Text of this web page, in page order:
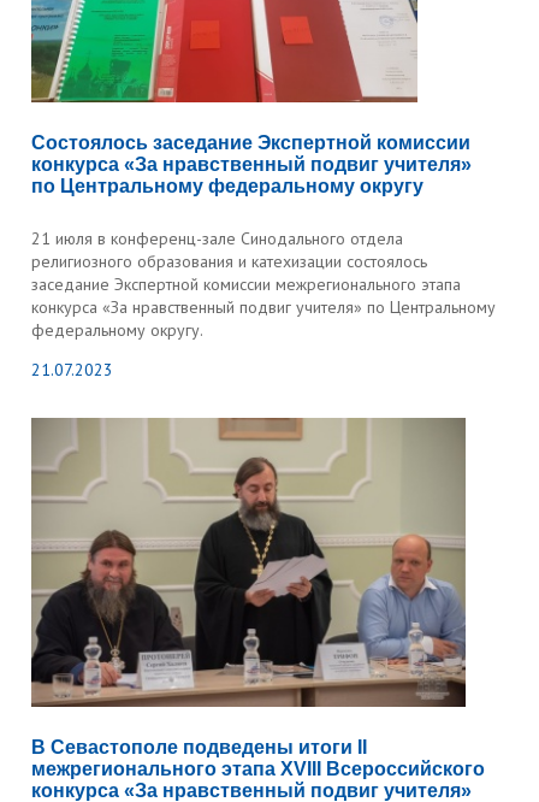
Состоялось заседание Экспертной комиссии
конкурса «За нравственный подвиг учителя»
по Центральному федеральному округу
21 июля в конференц-зале Синодального отдела
религиозного образования и катехизации состоялось
заседание Экспертной комиссии межрегионального этапа
конкурса «За нравственный подвиг учителя» по Центральному
федеральному округу.
21.07.2023
В Севастополе подведены итоги II
межрегионального этапа XVIII Всероссийского
конкурса «За нравственный подвиг учителя»